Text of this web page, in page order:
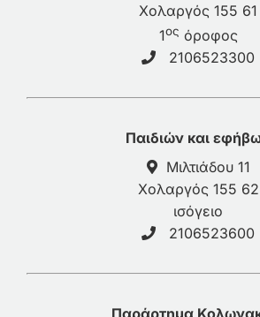
Χολαργός 155 61
1ος όροφος
2106523300
Παιδιών και
Μιλτιάδου 11
Χολαργός 155 62
ισόγειο
2106523600